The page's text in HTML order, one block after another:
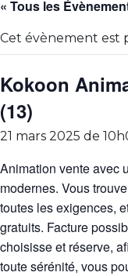
« Tous les
Cet évènement est
Kokoon
(13)
21 mars 2025 de
Animation vente avec
modernes. Vous
toutes les exigences,
gratuits. Facture
choisisse et réserve,
toute sérénité, vous